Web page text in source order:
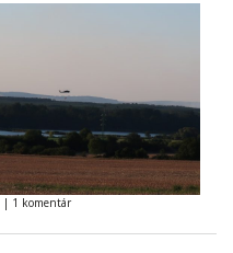
| 1 komentár